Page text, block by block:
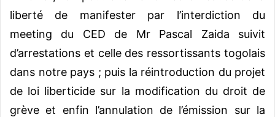
liberté de manifester par l’interdiction du
meeting du CED de Mr Pascal Zaida suivit
d’arrestations et celle des ressortissants togolais
dans notre pays ; puis la réintroduction du projet
de loi liberticide sur la modification du droit de
grève et enfin l’annulation de l’émission sur la